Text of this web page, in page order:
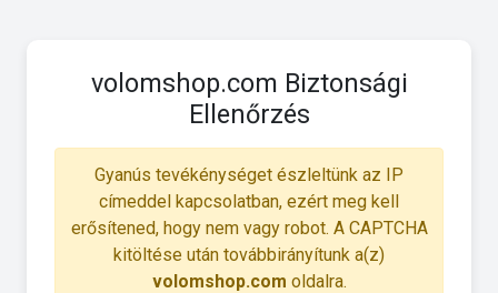
volomshop.com Biztonsági
Ellenőrzés
Gyanús tevékénységet észleltünk az IP
címeddel kapcsolatban, ezért meg kell
erősítened, hogy nem vagy robot. A CAPTCHA
kitöltése után továbbirányítunk a(z)
volomshop.com oldalra.